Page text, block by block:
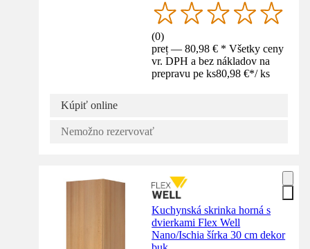
(0)
preț — 80,98 € * Všetky ceny
vr. DPH a bez nákladov na
prepravu pe ks80,98 €*/ ks
Kúpiť online
Nemožno rezervovať
Kuchynská skrinka horná s
dvierkami Flex Well
Nano/Ischia šírka 30 cm dekor